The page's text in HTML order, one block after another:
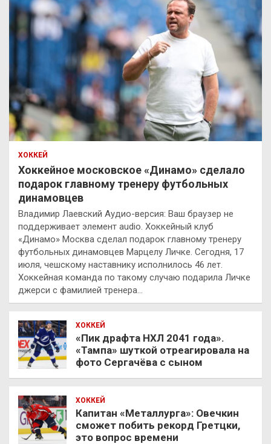
ХОККЕЙ
Хоккейное московское «Динамо» сделало
подарок главному тренеру футбольных
динамовцев
Владимир Лаевский Аудио-версия: Ваш браузер не
поддерживает элемент audio. Хоккейный клуб
«Динамо» Москва сделал подарок главному тренеру
футбольных динамовцев Марцелу Личке. Сегодня, 17
июля, чешскому наставнику исполнилось 46 лет.
Хоккейная команда по такому случаю подарила Личке
джерси с фамилией тренера…
ХОККЕЙ
«Пик драфта НХЛ 2041 года».
«Тампа» шуткой отреагировала на
фото Сергачёва с сыном
ХОККЕЙ
Капитан «Металлурга»: Овечкин
сможет побить рекорд Гретцки,
это вопрос времени